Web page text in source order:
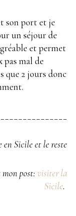
son port et je
un séjour de
et permet
pas mal de
que 2 jours donc
en Sicile et le reste
post: visiter la
Sicile.